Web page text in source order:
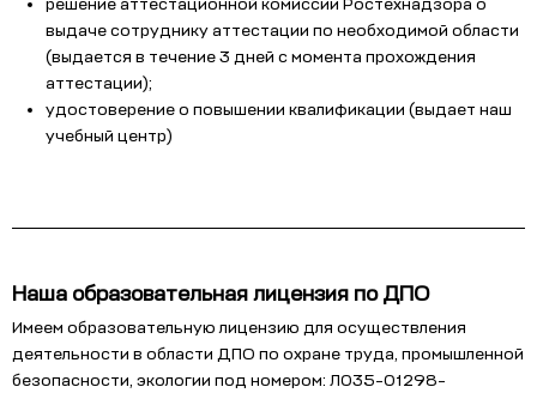
решение аттестационной комиссии Ростехнадзора о
выдаче сотруднику аттестации по необходимой области
(выдается в течение 3 дней с момента прохождения
аттестации);
удостоверение о повышении квалификации (выдает наш
учебный центр)
Наша образовательная лицензия по ДПО
Имеем образовательную лицензию для осуществления
деятельности в области ДПО по охране труда, промышленной
безопасности, экологии под номером: Л035-01298-